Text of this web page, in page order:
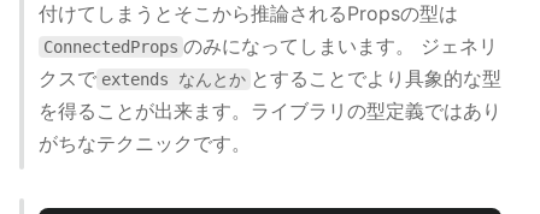
付けてしまうとそこから推論されるPropsの型は
ConnectedProps のみになってしまいます。 ジェネリ
クスで extends なんとか とすることでより具象的な型
を得ることが出来ます。ライブラリの型定義ではあり
がちなテクニックです。